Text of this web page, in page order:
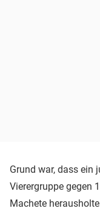
Grund war, dass ein
Vierergruppe gegen
Machete